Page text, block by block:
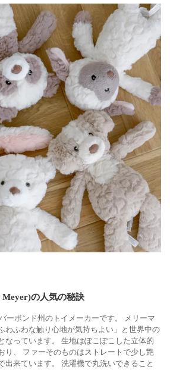
の人気の秘訣
ーボンド州のトイメーカーです。 メリーマ
わふわな触り心地が気持ちよい」と世界中の
なっています。 生地はぽこぽこした立体的
り、 ファーそのものはストレートで少し艶
出来ています。 洗濯機で丸洗いできること